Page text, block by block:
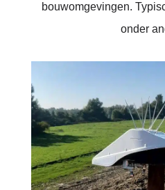
bouwomgevingen.
onder